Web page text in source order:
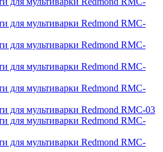
для мультиварки Redmond RMC-
для мультиварки Redmond RMC-
для мультиварки Redmond RMC-
для мультиварки Redmond RMC-
для мультиварки Redmond RMC-03
для мультиварки Redmond RMC-
для мультиварки Redmond RMC-